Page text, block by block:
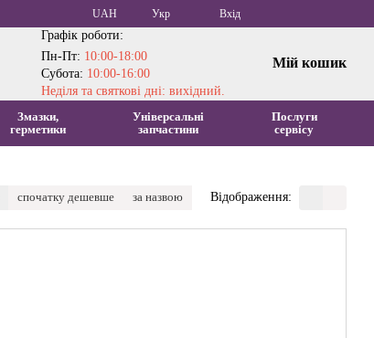
UAH Укр Вхід
Графік роботи:
Пн-Пт: 10:00-18:00
Субота: 10:00-16:00
Неділя та святкові дні: вихідний.
Мій кошик
Змазки,
герметики
Універсальні
запчастини
Послуги
сервісу
спочатку дешевше за назвою Відображення: